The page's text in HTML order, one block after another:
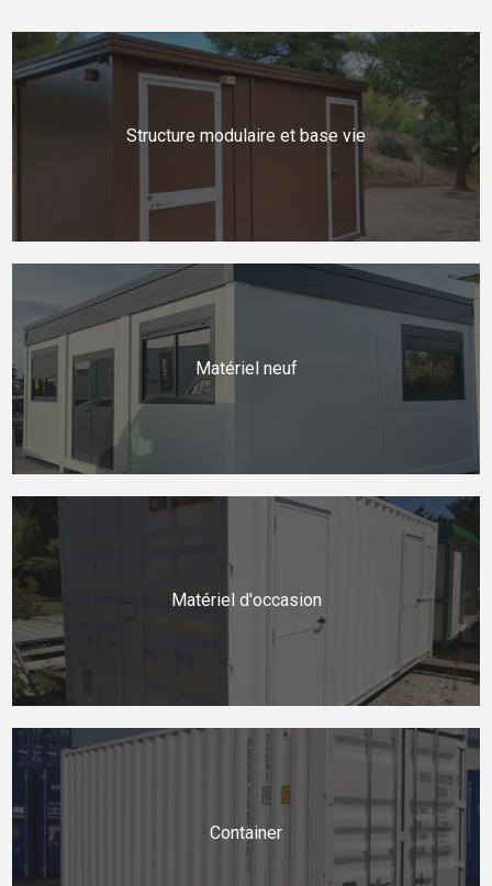
Structure modulaire et base vie
Matériel neuf
Matériel d'occasion
Container